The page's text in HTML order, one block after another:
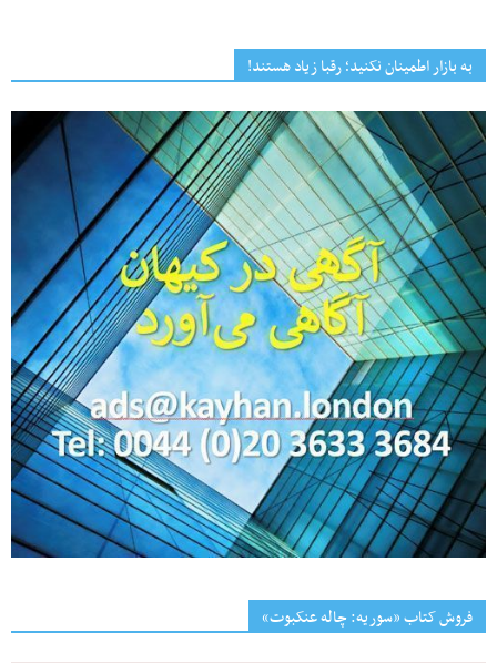
به بازار اطمینان نکنید؛ رقبا زیاد هستند!
فروش کتاب «سوریه: چاله عنکبوت»